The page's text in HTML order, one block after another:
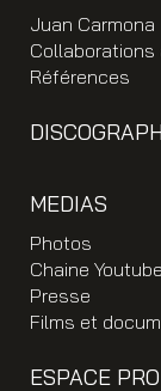
Juan Carmona
Références
MEDIAS
Photos
Chaine Youtube
Presse
Films et
ESPACE PRO